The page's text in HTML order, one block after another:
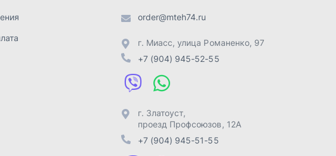
г. Челябинск,Свердловский
тракт, 3Е
Отправить заявку